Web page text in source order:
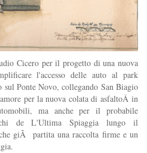
Cicero per il progetto di una nuova
l'accesso delle auto al park
Ponte Novo, collegando San Biagio
per la nuova colata di asfaltoÂ in
ma anche per il probabile
de L'Ultima Spiaggia lungo il
giÃ partita una raccolta firme e un